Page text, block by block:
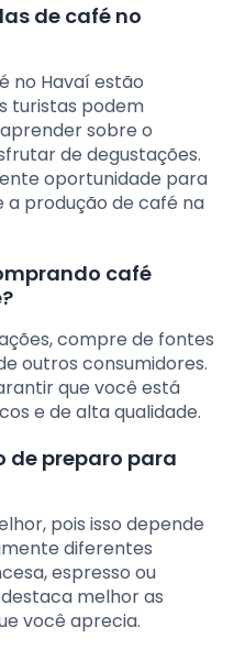
de café no
no Havaí estão
turistas podem
sobre o
de degustações.
oportunidade para
produção de café na
café
compre de fontes
outros consumidores.
que você está
e de alta qualidade.
de preparo para
pois isso depende
diferentes
espresso ou
melhor as
você aprecia.